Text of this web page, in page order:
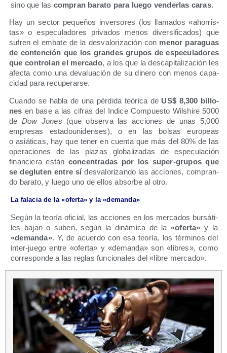
sino que las com­pran bara­to para lue­go ven­der­las caras.
Hay un sec­tor peque­ños inver­so­res (los lla­ma­dos «aho­rris­
tas» o espe­cu­la­do­res pri­va­dos menos diver­si­fi­ca­dos) que
sufren el emba­te de la des­va­lo­ri­za­ción con menor para­guas
de con­ten­ción que los gran­des gru­pos de espe­cu­la­do­res
que con­tro­lan el mer­ca­do, a los que la des­ca­pi­ta­li­za­ción les
afec­ta como una deva­lua­ción de su dine­ro con menos capa­
ci­dad para recuperarse.
Cuan­do se habla de una pér­di­da teó­ri­ca de US$ 8,300 billo­
nes en base a las cifras del Indi­ce Com­pues­to Wilshi­re 5000
de Dow Jones (que obser­va las accio­nes de unas 5,000
empre­sas esta­dou­ni­den­ses), o en las bol­sas euro­peas
o asiá­ti­cas, hay que tener en cuen­ta que más del 80% de las
ope­ra­cio­nes de las pla­zas glo­ba­li­za­das de espe­cu­la­ción
finan­cie­ra están con­cen­tra­das por los super-gru­pos que
se deglu­ten entre sídes­va­lo­ri­zan­do las accio­nes, com­pran­
do bara­to, y lue­go uno de ellos absor­be al otro.
La fala­cia de la «ofer­ta» y la «deman­da»
Según la teo­ría ofi­cial, las accio­nes en los mer­ca­dos bur­sá­ti­
les bajan o suben, según la diná­mi­ca de la «ofer­ta» y la
«deman­da». Y, de acuer­do con esa teo­ría, los tér­mi­nos del
inter-jue­go entre «ofer­ta» y «deman­da» son «libres», como
corres­pon­de a las reglas fun­cio­na­les del «libre mercado».